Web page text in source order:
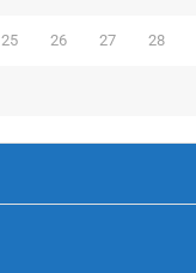
25 26 27 28